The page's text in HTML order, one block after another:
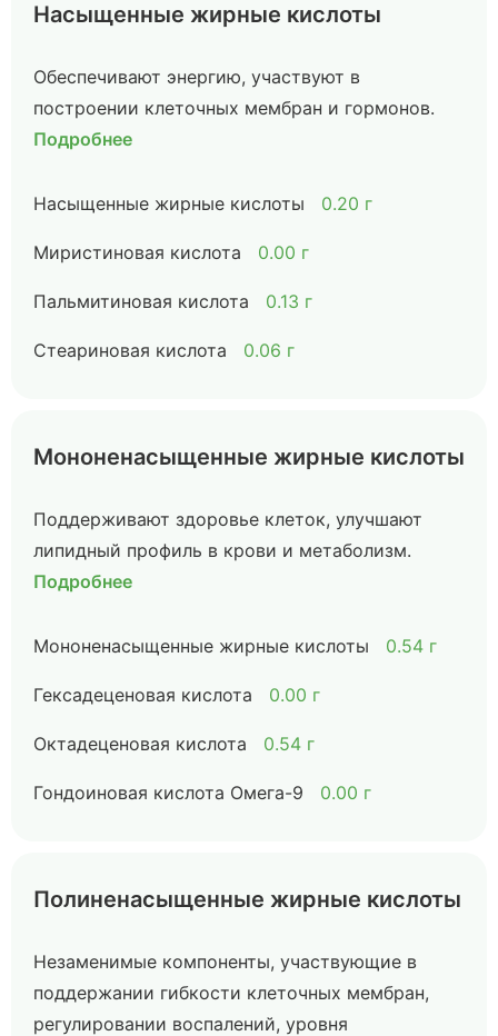
Насыщенные жирные кислоты
Обеспечивают энергию, участвуют в
построении клеточных мембран и гормонов.
Подробнее
Насыщенные жирные кислоты 0.20 г
Миристиновая кислота 0.00 г
Пальмитиновая кислота 0.13 г
Стеариновая кислота 0.06 г
Мононенасыщенные жирные кислоты
Поддерживают здоровье клеток, улучшают
липидный профиль в крови и метаболизм.
Подробнее
Мононенасыщенные жирные кислоты 0.54 г
Гексадеценовая кислота 0.00 г
Октадеценовая кислота 0.54 г
Гондоиновая кислота Омега-9 0.00 г
Полиненасыщенные жирные кислоты
Незаменимые компоненты, участвующие в
поддержании гибкости клеточных мембран,
регулировании воспалений, уровня